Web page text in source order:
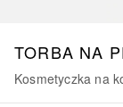
TORBA NA
Kosmetyczka na